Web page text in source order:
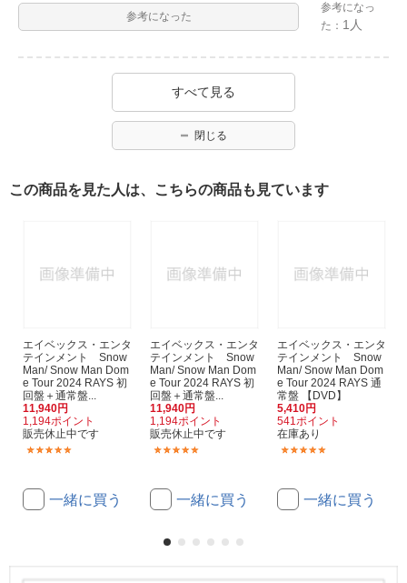
参考になった
参考になっ
た： 1人
すべて見る
閉じる
この商品を見た人は、こちらの商品も見ています
エイベックス・エンタ
テインメント Snow
Man/ Snow Man Dom
e Tour 2024 RAYS 初
回盤＋通常盤...
11,940円
1,194ポイント
販売休止中です
一緒に買う
エイベックス・エンタ
テインメント Snow
Man/ Snow Man Dom
e Tour 2024 RAYS 初
回盤＋通常盤...
11,940円
1,194ポイント
販売休止中です
一緒に買う
エイベックス・エンタ
テインメント Snow
Man/ Snow Man Dom
e Tour 2024 RAYS 通
常盤 【DVD】
5,410円
541ポイント
在庫あり
一緒に買う